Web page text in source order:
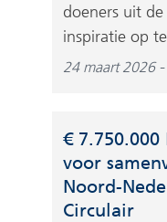
doeners uit
inspiratie op
24 maart 2026
€ 7.750.000
voor
Noord-
Circulair